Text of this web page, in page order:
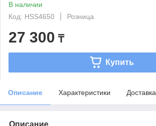
В наличии
Код: HSS4650
Розница
27 300 ₸
Купить
Описание Характеристики Доставка
Описание